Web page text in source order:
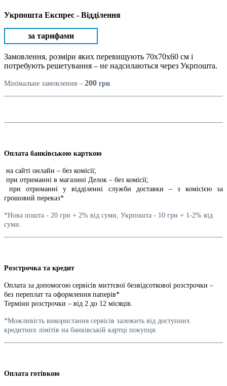
Укрпошта Експрес - Відділення
за тарифами
Замовлення, розміри яких перевищують 70х70х60 см і
потребують решетування – не надсилаються через Укрпошта.
Мінімальне замовлення – 200 грн
Оплата банківською карткою
на сайті онлайн – без комісії;
при отриманні в магазині Делок – без комісії;
при отриманні у відділенні служби доставки – з комісією за
грошовий переказ*
*Нова пошта - 20 грн + 2% від суми, Укрпошта - 10 грн + 1-2% від
суми.
Розстрочка та кредит
Оплата за допомогою сервісів миттєвої безвідсоткової розстрочки –
без переплат та оформлення паперів*
Терміни розстрочки – від 2 до 12 місяців.
*Можливість використання сервісів залежить від доступних
кредитних лімітів на банківській картці покупця.
Оплата готівкою